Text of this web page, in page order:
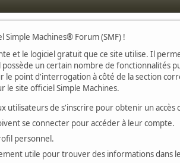
Simple Machines® Forum (SMF) !
et le logiciel gratuit que ce site utilise. Il
un certain nombre de fonctionnalités
point d'interrogation à côté de la section
le site officiel Simple Machines.
utilisateurs de s'inscrire pour obtenir un accès
se connecter pour accéder à leur compte.
personnel.
utile pour trouver des informations dans